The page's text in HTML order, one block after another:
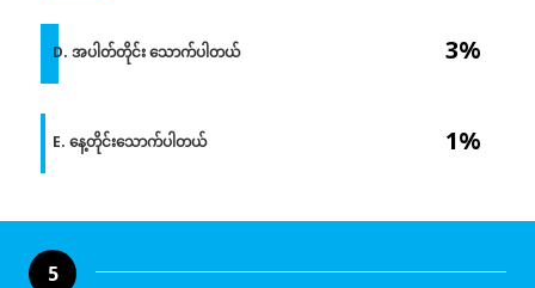
3%
1%
D. အပါတ်တိုင်း သောက်ပါတယ်
E. နေ့တိုင်းသောက်ပါတယ်
5